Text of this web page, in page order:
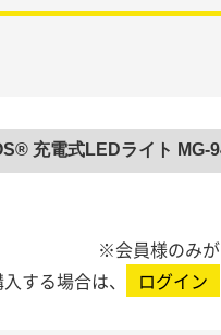
充電式LEDライト MG-
※会員様のみが
する場合は、
ログイン